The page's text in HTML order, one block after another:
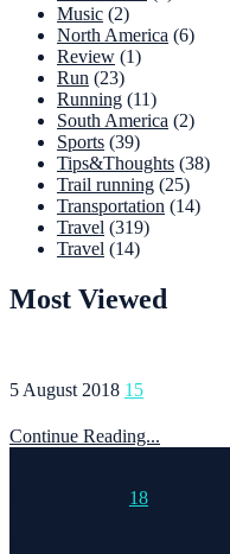
Music (2)
North America (6)
Review (1)
Run (23)
Running (11)
South America (2)
Sports (39)
Tips&Thoughts (38)
Trail running (25)
Transportation (14)
Travel (319)
Travel (14)
Most Viewed
5 August 2018 15
Continue Reading...
18